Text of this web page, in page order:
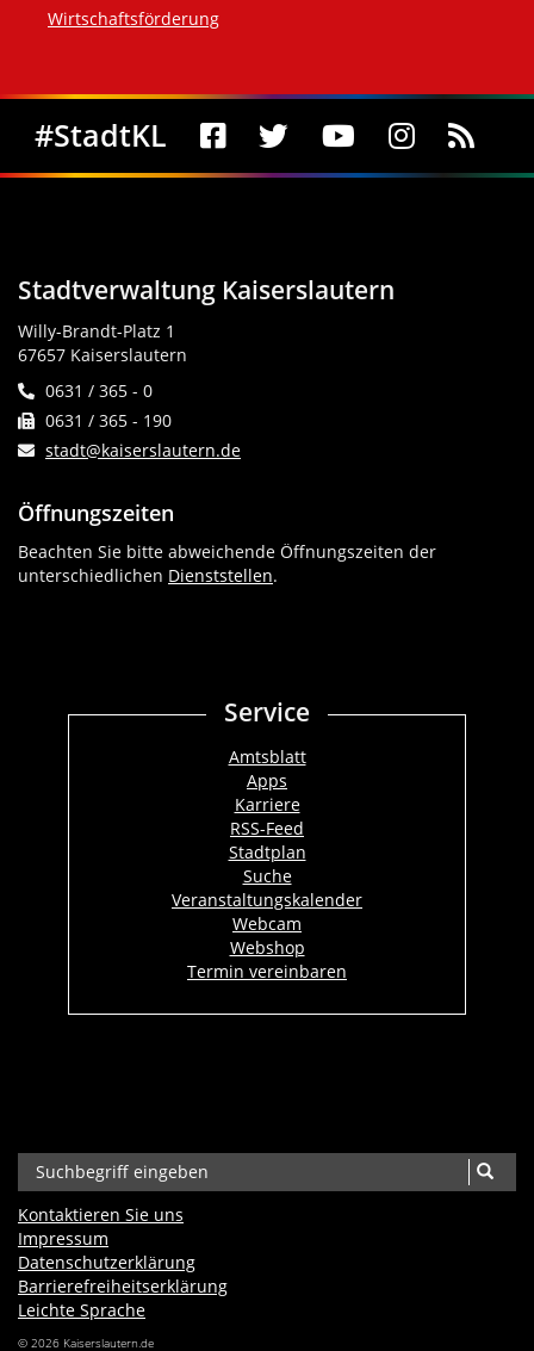
Wirtschaftsförderung
Social Media
#StadtKL
Stadtverwaltung Kaiserslautern
Willy-Brandt-Platz 1
67657 Kaiserslautern
0631 / 365 - 0
0631 / 365 - 190
stadt@kaiserslautern.de
Öffnungszeiten
Beachten Sie bitte abweichende Öffnungszeiten der
unterschiedlichen Dienststellen.
Service
Amtsblatt
Apps
Karriere
RSS-Feed
Stadtplan
Suche
Veranstaltungskalender
Webcam
Webshop
Termin vereinbaren
Kontaktieren Sie uns
Impressum
Datenschutzerklärung
Barrierefreiheits­erklärung
Leichte Sprache
© 2026 Kaiserslautern.de